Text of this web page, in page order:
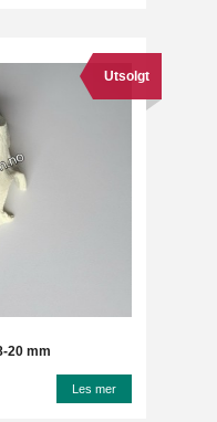
20 mm
Utsolgt
Les mer